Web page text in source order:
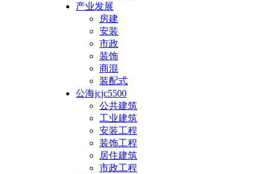
产业发展
房建
安装
市政
装饰
商混
装配式
公海jcjc5500
公共建筑
工业建筑
安装工程
装饰工程
居住建筑
市政工程